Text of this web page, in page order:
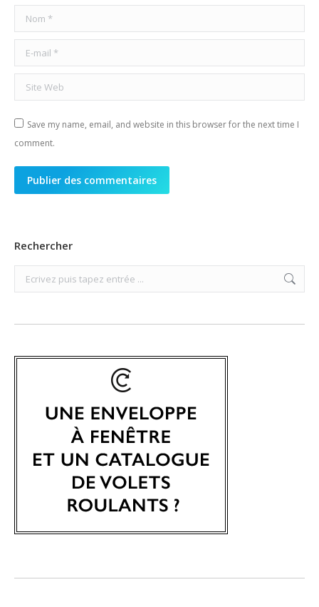
Nom *
E-mail *
Site Web
Save my name, email, and website in this browser for the next time I
comment.
Publier des commentaires
Rechercher
Search: